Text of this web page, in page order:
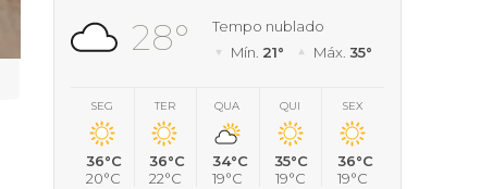
28°
Tempo nublado
Mín. 21° Máx. 35°
SEG
36°C
20°C
TER
36°C
22°C
QUA
34°C
19°C
QUI
35°C
19°C
SEX
36°C
19°C